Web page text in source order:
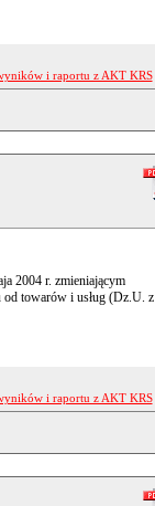
i raportu z AKT KRS
2004 r. zmieniającym
towarów i usług (Dz.U. z
i raportu z AKT KRS